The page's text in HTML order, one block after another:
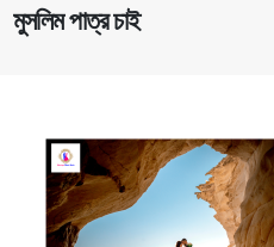
মুসলিম পাত্র চাই